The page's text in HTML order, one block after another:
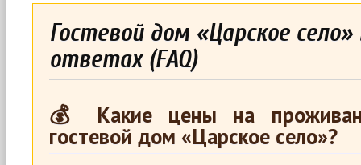
Гостевой дом «Царское село»
ответах (FAQ)
💰 Какие цены на
гостевой дом «Царское село»?